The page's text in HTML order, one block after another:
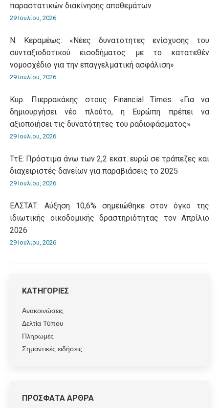
παραστατικών διακίνησης αποθεμάτων
29 Ιουλίου, 2026
Ν. Κεραμέως: «Νέες δυνατότητες ενίσχυσης του
συνταξιοδοτικού εισοδήματος με το κατατεθέν
νομοσχέδιο για την επαγγελματική ασφάλιση»
29 Ιουλίου, 2026
Κυρ. Πιερρακάκης στους Financial Times: «Για να
δημιουργήσει νέο πλούτο, η Ευρώπη πρέπει να
αξιοποιήσει τις δυνατότητες του ραδιοφάσματος»
29 Ιουλίου, 2026
ΤτΕ: Πρόστιμα άνω των 2,2 εκατ. ευρώ σε τράπεζες και
διαχειριστές δανείων για παραβιάσεις το 2025
29 Ιουλίου, 2026
ΕΛΣΤΑΤ: Αύξηση 10,6% σημειώθηκε στον όγκο της
ιδιωτικής οικοδομικής δραστηριότητας τον Απρίλιο
2026
29 Ιουλίου, 2026
ΚΑΤΗΓΟΡΙΕΣ
Ανακοινώσεις
Δελτία Τύπου
Πληρωμές
Σημαντικές ειδήσεις
ΠΡΟΣΦΑΤΑ ΑΡΘΡΑ